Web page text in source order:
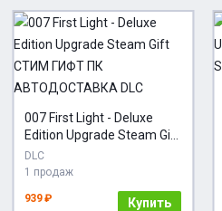
007 First Light - Deluxe
Edition Upgrade Steam Gift
СТИМ ГИФТ ПК
АВТОДОСТАВКА DLC
DLC
1 продаж
939 ₽ Купить